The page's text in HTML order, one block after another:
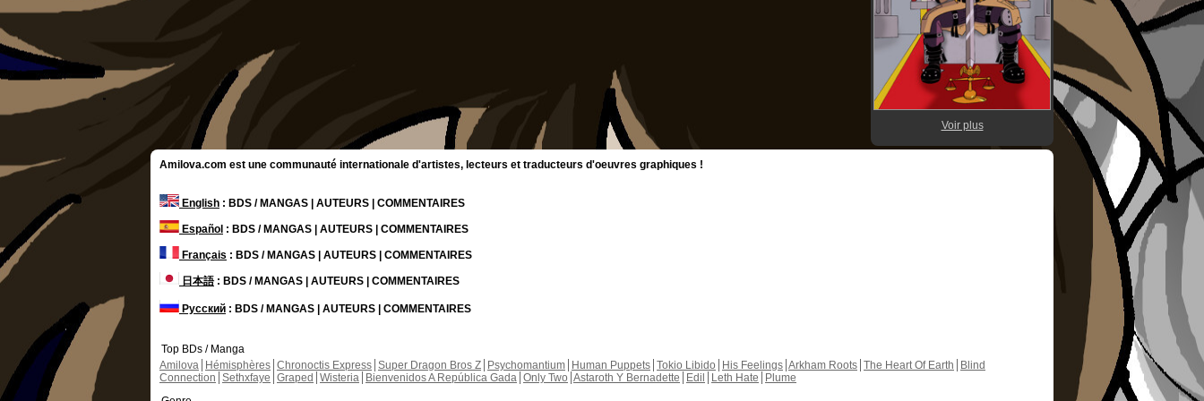
Voir plus
Amilova.com est une communauté internationale d'artistes, lecteurs et traducteurs d'oeuvres graphiques !
English : BDS / MANGAS | AUTEURS | COMMENTAIRES
Español : BDS / MANGAS | AUTEURS | COMMENTAIRES
Français : BDS / MANGAS | AUTEURS | COMMENTAIRES
日本語: BDS / MANGAS | AUTEURS | COMMENTAIRES
Русский : BDS / MANGAS | AUTEURS | COMMENTAIRES
Top BDs / Manga
Amilova
Hémisphères Chronoctis Express Super Dragon Bros Z Psychomantium Human Puppets Tokio Libido His Feelings Arkham Roots The Heart Of Earth
Blind
Connection Sethxfaye Graped Wisteria Bienvenidos A República Gada Only Two Astaroth Y Bernadette Edil Leth Hate
Plume